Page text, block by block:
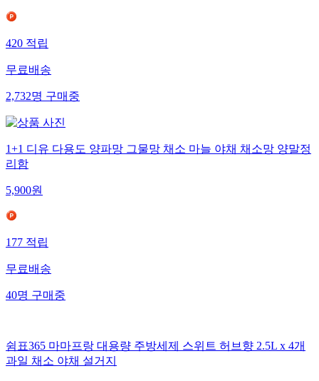
420 적립
무료배송
2,732명 구매중
1+1 디유 다용도 양파망 그물망 채소 마늘 야채 채소망 양말정
리함
5,900원
177 적립
무료배송
40명 구매중
쉼표365 마마프랑 대용량 주방세제 스위트 허브향 2.5L x 4개
과일 채소 야채 설거지